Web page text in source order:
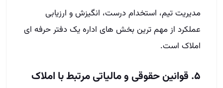
مدیریت تیم، استخدام درست، انگیزش و ارزیابی
عملکرد از مهم‌ ترین بخش‌ های اداره یک دفتر حرفه‌ ای
املاک است.
۵. قوانین حقوقی و مالیاتی مرتبط با املاک